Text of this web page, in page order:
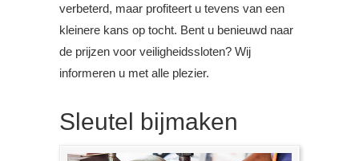
verbeterd, maar profiteert u tevens van een
kleinere kans op tocht. Bent u benieuwd naar
de prijzen voor veiligheidssloten? Wij
informeren u met alle plezier.
Sleutel bijmaken